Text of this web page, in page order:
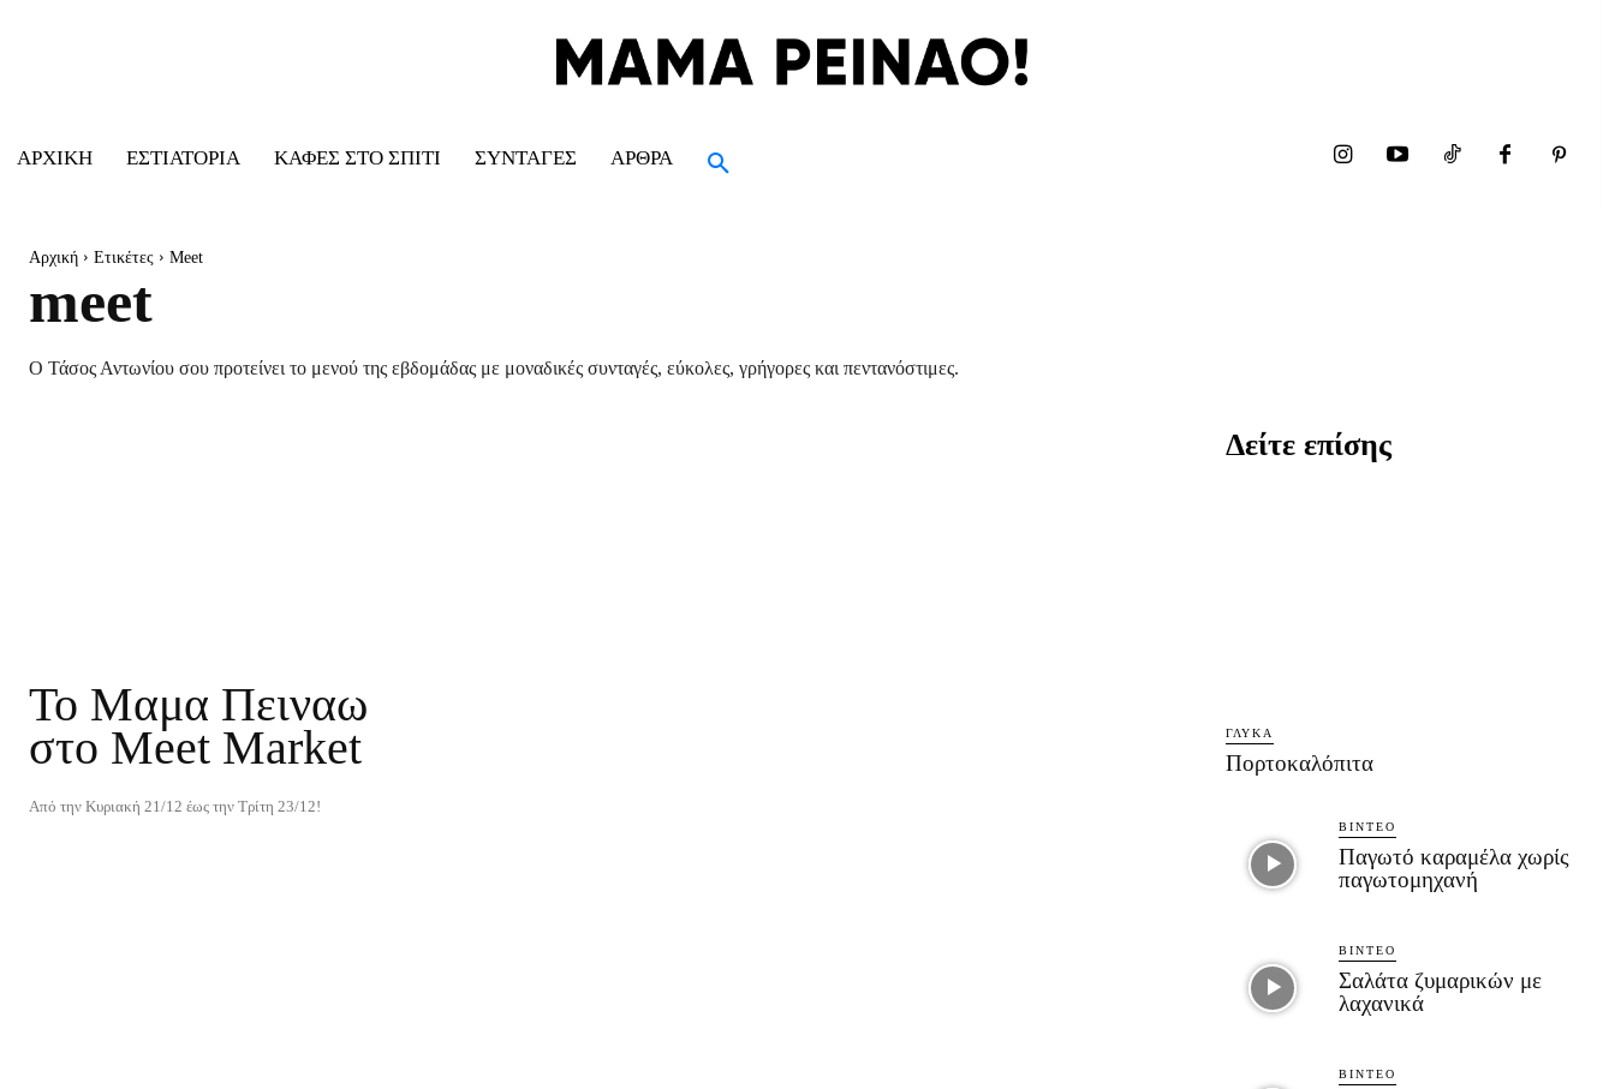
ΑΡΧΙΚΉ ΕΣΤΙΑΤΌΡΙΑ ΚΑΦΈΣ ΣΤΟ ΣΠΊΤΙ ΣΥΝΤΑΓΈΣ ΆΡΘΡΑ
Αρχική Ετικέτες Meet
meet
Ο Τάσος Αντωνίου σου προτείνει το μενού της εβδομάδας με μοναδικές συνταγές, εύκολες, γρήγορες και πεντανόστιμες.
To Μαμα Πειναω
στο Meet Market
Από την Κυριακή 21/12 έως την Τρίτη 23/12!
Δείτε επίσης
ΓΛΥΚΆ
Πορτοκαλόπιτα
ΒΊΝΤΕΟ
Παγωτό καραμέλα χωρίς
παγωτομηχανή
ΒΊΝΤΕΟ
Σαλάτα ζυμαρικών με
λαχανικά
ΒΊΝΤΕΟ